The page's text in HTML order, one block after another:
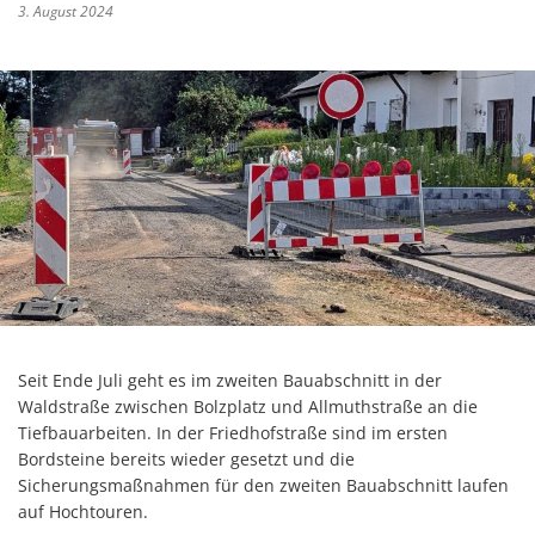
3. August 2024
Seit Ende Juli geht es im zweiten Bauabschnitt in der
Waldstraße zwischen Bolzplatz und Allmuthstraße an die
Tiefbauarbeiten. In der Friedhofstraße sind im ersten
Bordsteine bereits wieder gesetzt und die
Sicherungsmaßnahmen für den zweiten Bauabschnitt laufen
auf Hochtouren.